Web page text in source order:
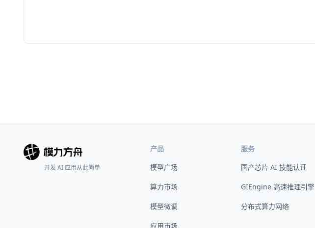
开发 AI 应用从此简单
产品
模型广场
算力市场
模型微调
应用市场
服务
国产芯片 AI 技能认证
GIEngine 高速推理引擎
分布式算力网络